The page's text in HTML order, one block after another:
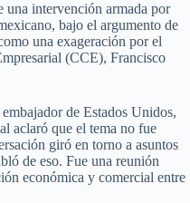
intervención armada por
bajo el argumento de
una exageración por el
(CCE), Francisco
de Estados Unidos,
aclaró que el tema no fue
giró en torno a asuntos
de eso. Fue una reunión
económica y comercial entre